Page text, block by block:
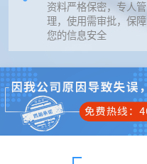
资料严格保密，专人管
理，使用需审批，保障
您的信息安全